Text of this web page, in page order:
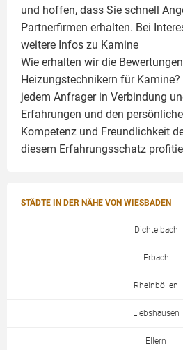
und hoffen, dass Sie schnell
Partnerfirmen erhalten. Bei
weitere Infos zu Kamine
Wie erhalten wir die
Heizungstechnikern für
jedem Anfrager in Verbindung
Erfahrungen und den
Kompetenz und Freundlichkeit
diesem Erfahrungsschatz
STÄDTE IN DER NÄHE VON WIESBADEN
Dichtelbach
Erbach
Rheinböllen
Liebshausen
Ellern